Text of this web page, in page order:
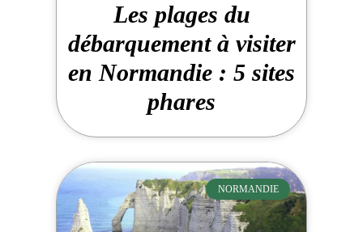
Les plages du
débarquement à visiter
en Normandie : 5 sites
phares
NORMANDIE